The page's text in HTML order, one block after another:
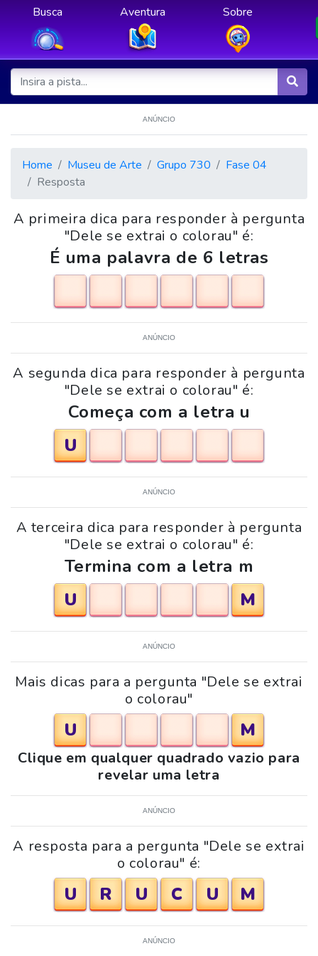
Busca Aventura Sobre
ANÚNCIO
Home Museu de Arte Grupo 730
Fase 04
Resposta
A primeira dica para responder à pergunta
"Dele se extrai o colorau" é:
É uma palavra de 6 letras
ANÚNCIO
A segunda dica para responder à pergunta
"Dele se extrai o colorau" é:
Começa com a letra u
U
ANÚNCIO
A terceira dica para responder à pergunta
"Dele se extrai o colorau" é:
Termina com a letra m
U
M
ANÚNCIO
Mais dicas para a pergunta "Dele se extrai
o colorau"
U M
Clique em qualquer quadrado vazio para
revelar uma letra
ANÚNCIO
A resposta para a pergunta "Dele se extrai
o colorau" é:
U R U C U M
ANÚNCIO